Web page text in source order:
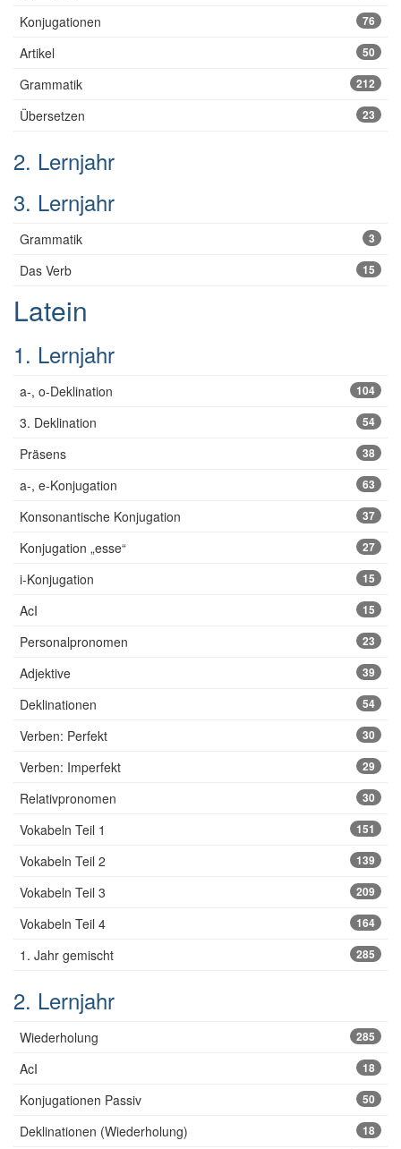
Konjugationen 76
Artikel 50
Grammatik 212
Übersetzen 23
2. Lernjahr
3. Lernjahr
Grammatik 3
Das Verb 15
Latein
1. Lernjahr
a-, o-Deklination 104
3. Deklination 54
Präsens 38
a-, e-Konjugation 63
Konsonantische Konjugation 37
Konjugation „esse“ 27
i-Konjugation 15
AcI 15
Personalpronomen 23
Adjektive 39
Deklinationen 54
Verben: Perfekt 30
Verben: Imperfekt 29
Relativpronomen 30
Vokabeln Teil 1 151
Vokabeln Teil 2 139
Vokabeln Teil 3 209
Vokabeln Teil 4 164
1. Jahr gemischt 285
2. Lernjahr
Wiederholung 285
AcI 18
Konjugationen Passiv 50
Deklinationen (Wiederholung) 18